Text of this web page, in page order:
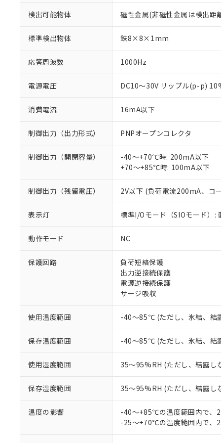
検出可能物体 磁性金属(非磁性金属は検出距
標準検出物体 鉄8×8×1mm
応答周波数 1000Hz
電源電圧 DC10～30V リップル(p-p)
消費電流 16mA以下
制御出力（出力形式） PNPオープンコレクタ
制御出力（開閉容量）
-40～+70℃時: 200mA以下
+70～+85℃時: 100mA以下
制御出力（残留電圧） 2V以下 (負荷電流200mA、コ
表示灯 標準I/Oモード（SIOモード）
動作モード NC
保護回路
負荷短絡保護
出力逆接続保護
電源逆接続保護
サージ吸収
使用温度範囲 -40～85℃ (ただし、氷結、結
保存温度範囲 -40～85℃ (ただし、氷結、結
使用湿度範囲 35～95%RH (ただし、結露し
保存湿度範囲 35～95%RH (ただし、結露し
温度の影響
-40～+85℃の温度範囲内で
-25～+70℃の温度範囲内で
以下の条件をお読
当社制御機
在庫状況お
正式な納期
当社販売員
オムロン制
在庫状況お
す。
ている必要
お客様が当
が、当社の
※1 対応状況
対応予定：EU
対応予定なし：
仕入先様の事情に
があります。
*EU RoHS指令（10物質
フタル酸ビス(2-エチル
ル（DBP） 1000ppm
但し、RoHS指令で産
フタル酸エステル類の
※2 対応予定月
部品在庫の切り替
※3 非含有証明
※1 中国
「○」：最大均質
「×」：最大均質
Pb(鉛) :1000ppm、
DEHP(フタル酸ビス(2-
※2 環境保護使
「ｅ」：有害物質
「10」：通常の使
味します。
「－」：未確認で
などの必要
当社は規制
当社は貴社
置等に一切
また当社は
たしません。
号
○ 一定数
△ 一定数
－
在庫な
機器販
空
白
受注生